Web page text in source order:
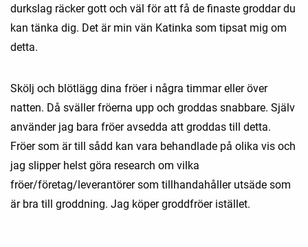
durkslag räcker gott och väl för att få de finaste groddar du
kan tänka dig. Det är min vän Katinka som tipsat mig om
detta.
Skölj och blötlägg dina fröer i några timmar eller över
natten. Då sväller fröerna upp och groddas snabbare. Själv
använder jag bara fröer avsedda att groddas till detta.
Fröer som är till sådd kan vara behandlade på olika vis och
jag slipper helst göra research om vilka
fröer/företag/leverantörer som tillhandahåller utsäde som
är bra till groddning. Jag köper groddfröer istället.